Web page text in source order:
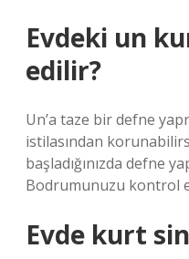
Evdeki un
edilir?
Un’a taze bir defne
istilasından
başladığınızda defne
Bodrumunuzu kontrol
Evde kurt